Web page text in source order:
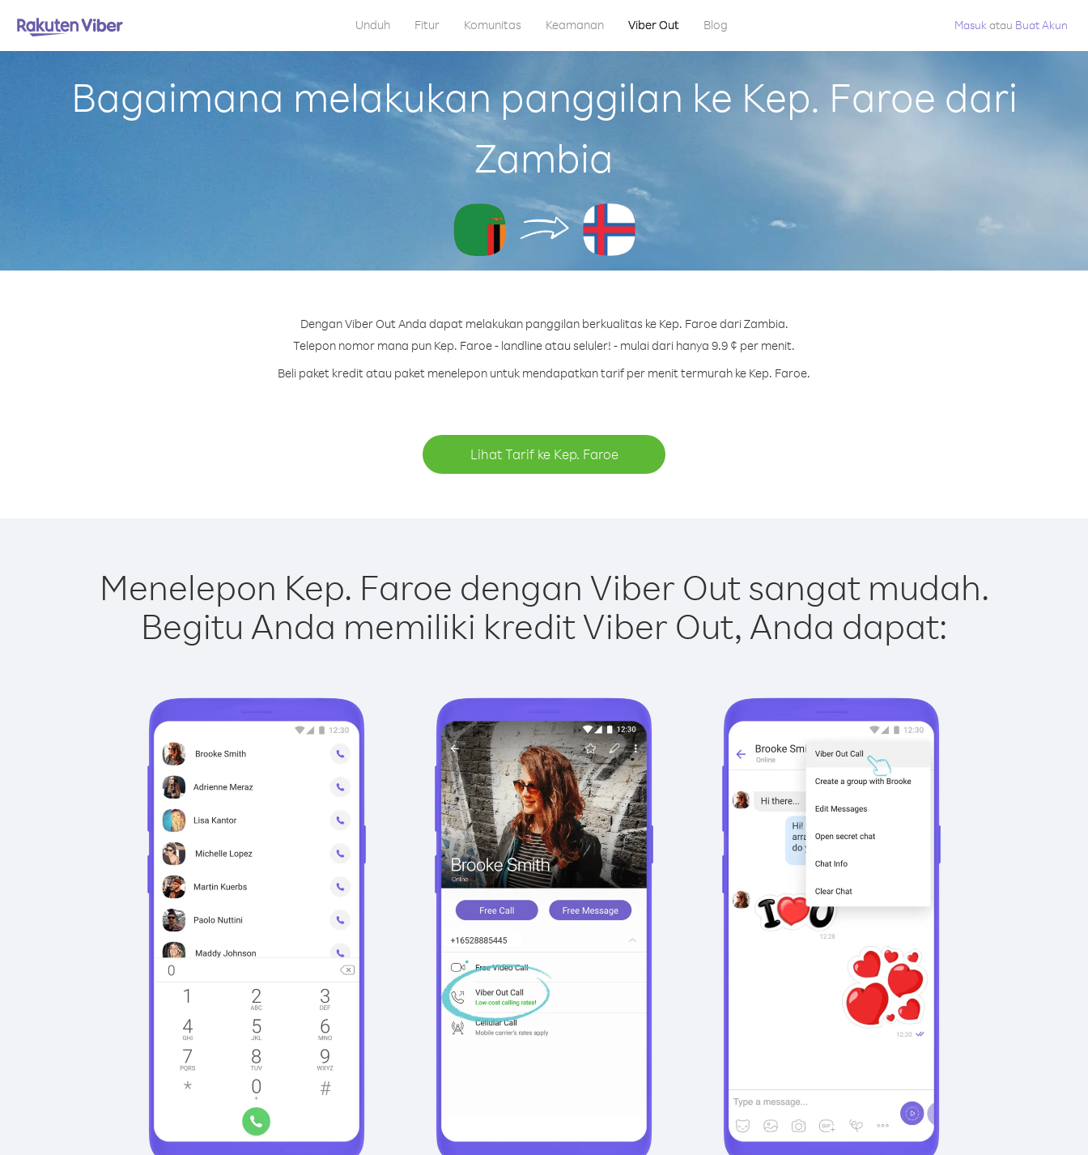
Unduh Fitur Komunitas Keamanan Viber Out Blog Masuk atau Buat Akun
Bagaimana melakukan panggilan ke Kep. Faroe dari
Zambia
Dengan Viber Out Anda dapat melakukan panggilan berkualitas ke Kep. Faroe dari Zambia.
Telepon nomor mana pun Kep. Faroe - landline atau seluler! - mulai dari hanya 9.9 ¢ per menit.
Beli paket kredit atau paket menelepon untuk mendapatkan tarif per menit termurah ke Kep. Faroe.
Lihat Tarif ke Kep. Faroe
Menelepon Kep. Faroe dengan Viber Out sangat mudah.
Begitu Anda memiliki kredit Viber Out, Anda dapat: